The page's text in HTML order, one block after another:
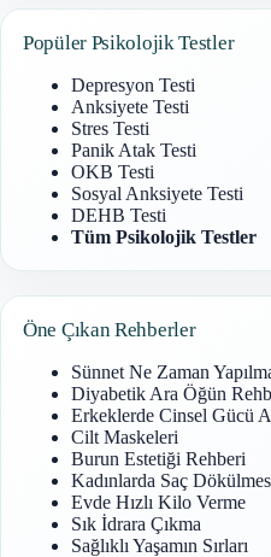
Popüler Psikolojik Testler
Depresyon Testi
Anksiyete Testi
Stres Testi
Panik Atak Testi
OKB Testi
Sosyal Anksiyete Testi
DEHB Testi
Tüm Psikolojik Testler
Öne Çıkan Rehberler
Sünnet Ne Zaman
Diyabetik Ara Öğün
Erkeklerde Cinsel Gücü
Cilt Maskeleri
Burun Estetiği Rehberi
Kadınlarda Saç
Evde Hızlı Kilo Verme
Sık İdrara Çıkma
Sağlıklı Yaşamın Sırları